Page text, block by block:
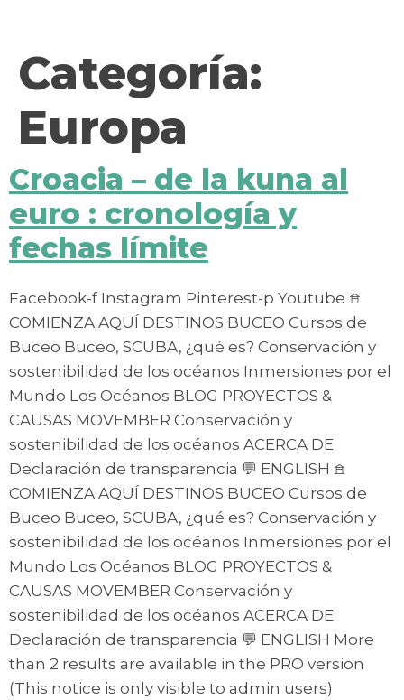
Categoría:
Europa
Croacia – de la kuna al
euro : cronología y
fechas límite
Facebook-f Instagram Pinterest-p Youtube 𖠿
COMIENZA AQUÍ DESTINOS BUCEO Cursos de
Buceo Buceo, SCUBA, ¿qué es? Conservación y
sostenibilidad de los océanos Inmersiones por el
Mundo Los Océanos BLOG PROYECTOS &
CAUSAS MOVEMBER Conservación y
sostenibilidad de los océanos ACERCA DE
Declaración de transparencia 💬 ENGLISH 𖠿
COMIENZA AQUÍ DESTINOS BUCEO Cursos de
Buceo Buceo, SCUBA, ¿qué es? Conservación y
sostenibilidad de los océanos Inmersiones por el
Mundo Los Océanos BLOG PROYECTOS &
CAUSAS MOVEMBER Conservación y
sostenibilidad de los océanos ACERCA DE
Declaración de transparencia 💬 ENGLISH More
than 2 results are available in the PRO version
(This notice is only visible to admin users)